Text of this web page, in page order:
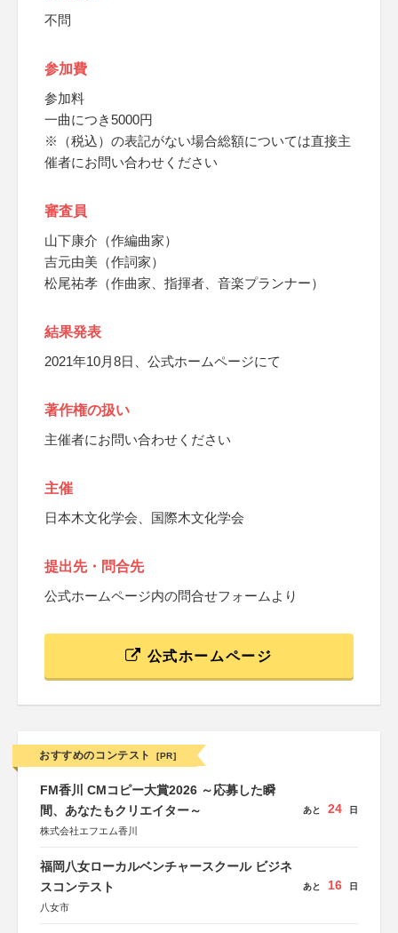
不問
参加費
参加料
一曲につき5000円
※（税込）の表記がない場合総額については直接主
催者にお問い合わせください
審査員
山下康介（作編曲家）
吉元由美（作詞家）
松尾祐孝（作曲家、指揮者、音楽プランナー）
結果発表
2021年10月8日、公式ホームページにて
著作権の扱い
主催者にお問い合わせください
主催
日本木文化学会、国際木文化学会
提出先・問合先
公式ホームページ内の問合せフォームより
公式ホームページ
おすすめのコンテスト [PR]
FM香川 CMコピー大賞2026 ～応募した瞬
間、あなたもクリエイター～
株式会社エフエム香川
あと 24 日
福岡八女ローカルベンチャースクール ビジネ
スコンテスト
八女市
あと 16 日